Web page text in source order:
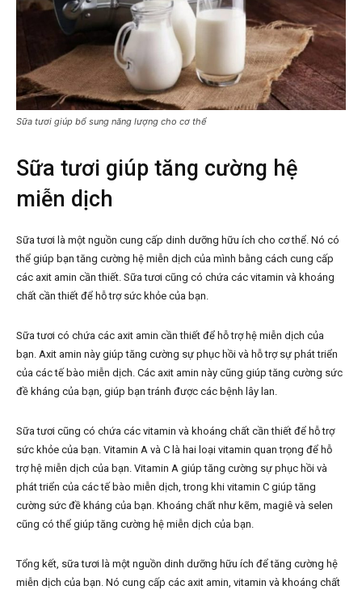
Sữa tươi giúp bổ sung năng lượng cho cơ thể
Sữa tươi giúp tăng cường hệ
miễn dịch
Sữa tươi là một nguồn cung cấp dinh dưỡng hữu ích cho cơ thể. Nó có
thể giúp bạn tăng cường hệ miễn dịch của mình bằng cách cung cấp
các axit amin cần thiết. Sữa tươi cũng có chứa các vitamin và khoáng
chất cần thiết để hỗ trợ sức khỏe của bạn.
Sữa tươi có chứa các axit amin cần thiết để hỗ trợ hệ miễn dịch của
bạn. Axit amin này giúp tăng cường sự phục hồi và hỗ trợ sự phát triển
của các tế bào miễn dịch. Các axit amin này cũng giúp tăng cường sức
đề kháng của bạn, giúp bạn tránh được các bệnh lây lan.
Sữa tươi cũng có chứa các vitamin và khoáng chất cần thiết để hỗ trợ
sức khỏe của bạn. Vitamin A và C là hai loại vitamin quan trọng để hỗ
trợ hệ miễn dịch của bạn. Vitamin A giúp tăng cường sự phục hồi và
phát triển của các tế bào miễn dịch, trong khi vitamin C giúp tăng
cường sức đề kháng của bạn. Khoáng chất như kẽm, magiê và selen
cũng có thể giúp tăng cường hệ miễn dịch của bạn.
Tổng kết, sữa tươi là một nguồn dinh dưỡng hữu ích để tăng cường hệ
miễn dịch của bạn. Nó cung cấp các axit amin, vitamin và khoáng chất